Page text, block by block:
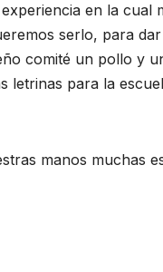
en la cual
serlo, para
comité un pollo y
para la
manos muchas